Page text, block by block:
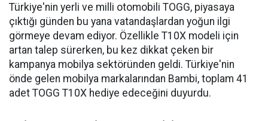
Türkiye'nin yerli ve milli otomobili TOGG, piyasaya
çıktığı günden bu yana vatandaşlardan yoğun ilgi
görmeye devam ediyor. Özellikle T10X modeli için
artan talep sürerken, bu kez dikkat çeken bir
kampanya mobilya sektöründen geldi. Türkiye'nin
önde gelen mobilya markalarından Bambi, toplam 41
adet TOGG T10X hediye edeceğini duyurdu.